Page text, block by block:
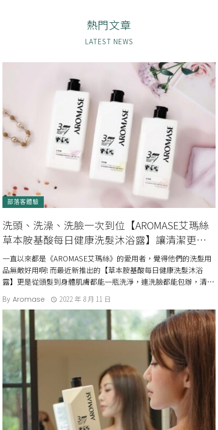
熱門文章
部落客體驗
洗頭、洗澡、洗臉一次到位【AROMASE艾瑪絲
草本胺基酸每日健康洗髮沐浴露】讓清潔更單
純．家的肌膚守護者!
一直以來都是《AROMASE艾瑪絲》的愛用者，覺得他們的洗髮用
品無敵好用啊! 而最近新推出的【草本胺基酸每日健康洗髮沐浴
露】更是從頭髮到身體肌膚都能一瓶洗淨，連洗臉都能包辦，清爽
By Aromase 2022 年 8 月 11 日